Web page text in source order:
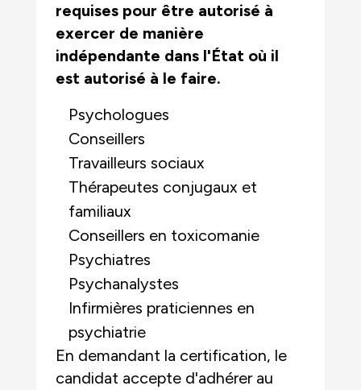
requises pour être autorisé à
exercer de manière
indépendante dans l'État où il
est autorisé à le faire.
Psychologues
Conseillers
Travailleurs sociaux
Thérapeutes conjugaux et
familiaux
Conseillers en toxicomanie
Psychiatres
Psychanalystes
Infirmières praticiennes en
psychiatrie
En demandant la certification, le
candidat accepte d'adhérer au